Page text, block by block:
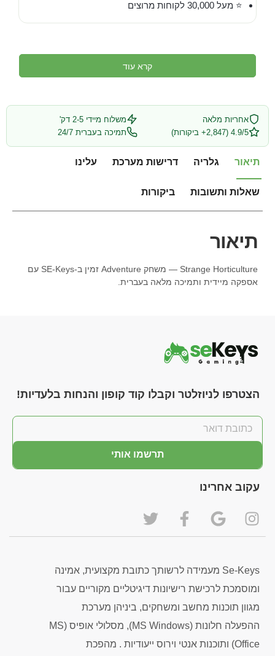
⭐ מעל 30,000 לקוחות מרוצים
קרא עוד
אחריות מלאה
משלוח מיידי 2-5 דק'
4.9/5 (2,847+ ביקורות)
תמיכה בעברית 24/7
תיאור גלריה דרישות מערכת עלינו
שאלות ותשובות ביקורות
תיאור
Strange Horticulture — משחק Adventure זמין ב-SE-Keys עם
אספקה מיידית ותמיכה מלאה בעברית.
הצטרפו לניוזלטר וקבלו קוד קופון והנחות בלעדיות!
תרשמו אותי
עקוב אחרינו
Se-Keys מעמידה לרשותך כתובת מקצועית, אמינה
ומוסמכת לרכישת רישיונות דיגיטליים מקוריים עבור
מגוון תוכנות מחשב ומשחקים, ביניהן מערכת
ההפעלה חלונות (MS Windows), מסלולי אופיס (MS
Office) ותוכנות אנטי וירוס ייעודיות . מהפכת